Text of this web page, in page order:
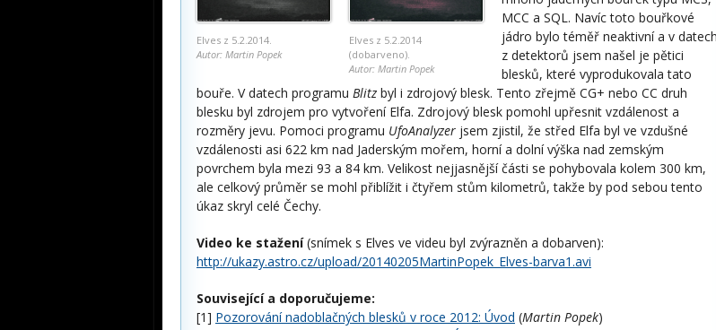
Elves z 5.2.2014.
Autor: Martin Popek
Elves z 5.2.2014
(dobarveno).
Autor: Martin Popek
MCC a SQL. Navíc toto bouřkové
jádro bylo téměř neaktivní a v datech
z detektorů jsem našel je pětici
blesků, které vyprodukovala tato
bouře. V datech programu Blitz byl i zdrojový blesk. Tento zřejmě CG+ nebo CC druh
blesku byl zdrojem pro vytvoření Elfa. Zdrojový blesk pomohl upřesnit vzdálenost a
rozměry jevu. Pomoci programu UfoAnalyzer jsem zjistil, že střed Elfa byl ve vzdušné
vzdálenosti asi 622 km nad Jaderským mořem, horní a dolní výška nad zemským
povrchem byla mezi 93 a 84 km. Velikost nejjasnější části se pohybovala kolem 300 km,
ale celkový průměr se mohl přiblížit i čtyřem stům kilometrů, takže by pod sebou tento
úkaz skryl celé Čechy.
Video ke stažení(snímek s Elves ve videu byl zvýrazněn a dobarven):
http://ukazy.astro.cz/upload/20140205MartinPopek_Elves-barva1.avi
Související a doporučujeme:
[1] Pozorování nadoblačných blesků v roce 2012: Úvod (Martin Popek)